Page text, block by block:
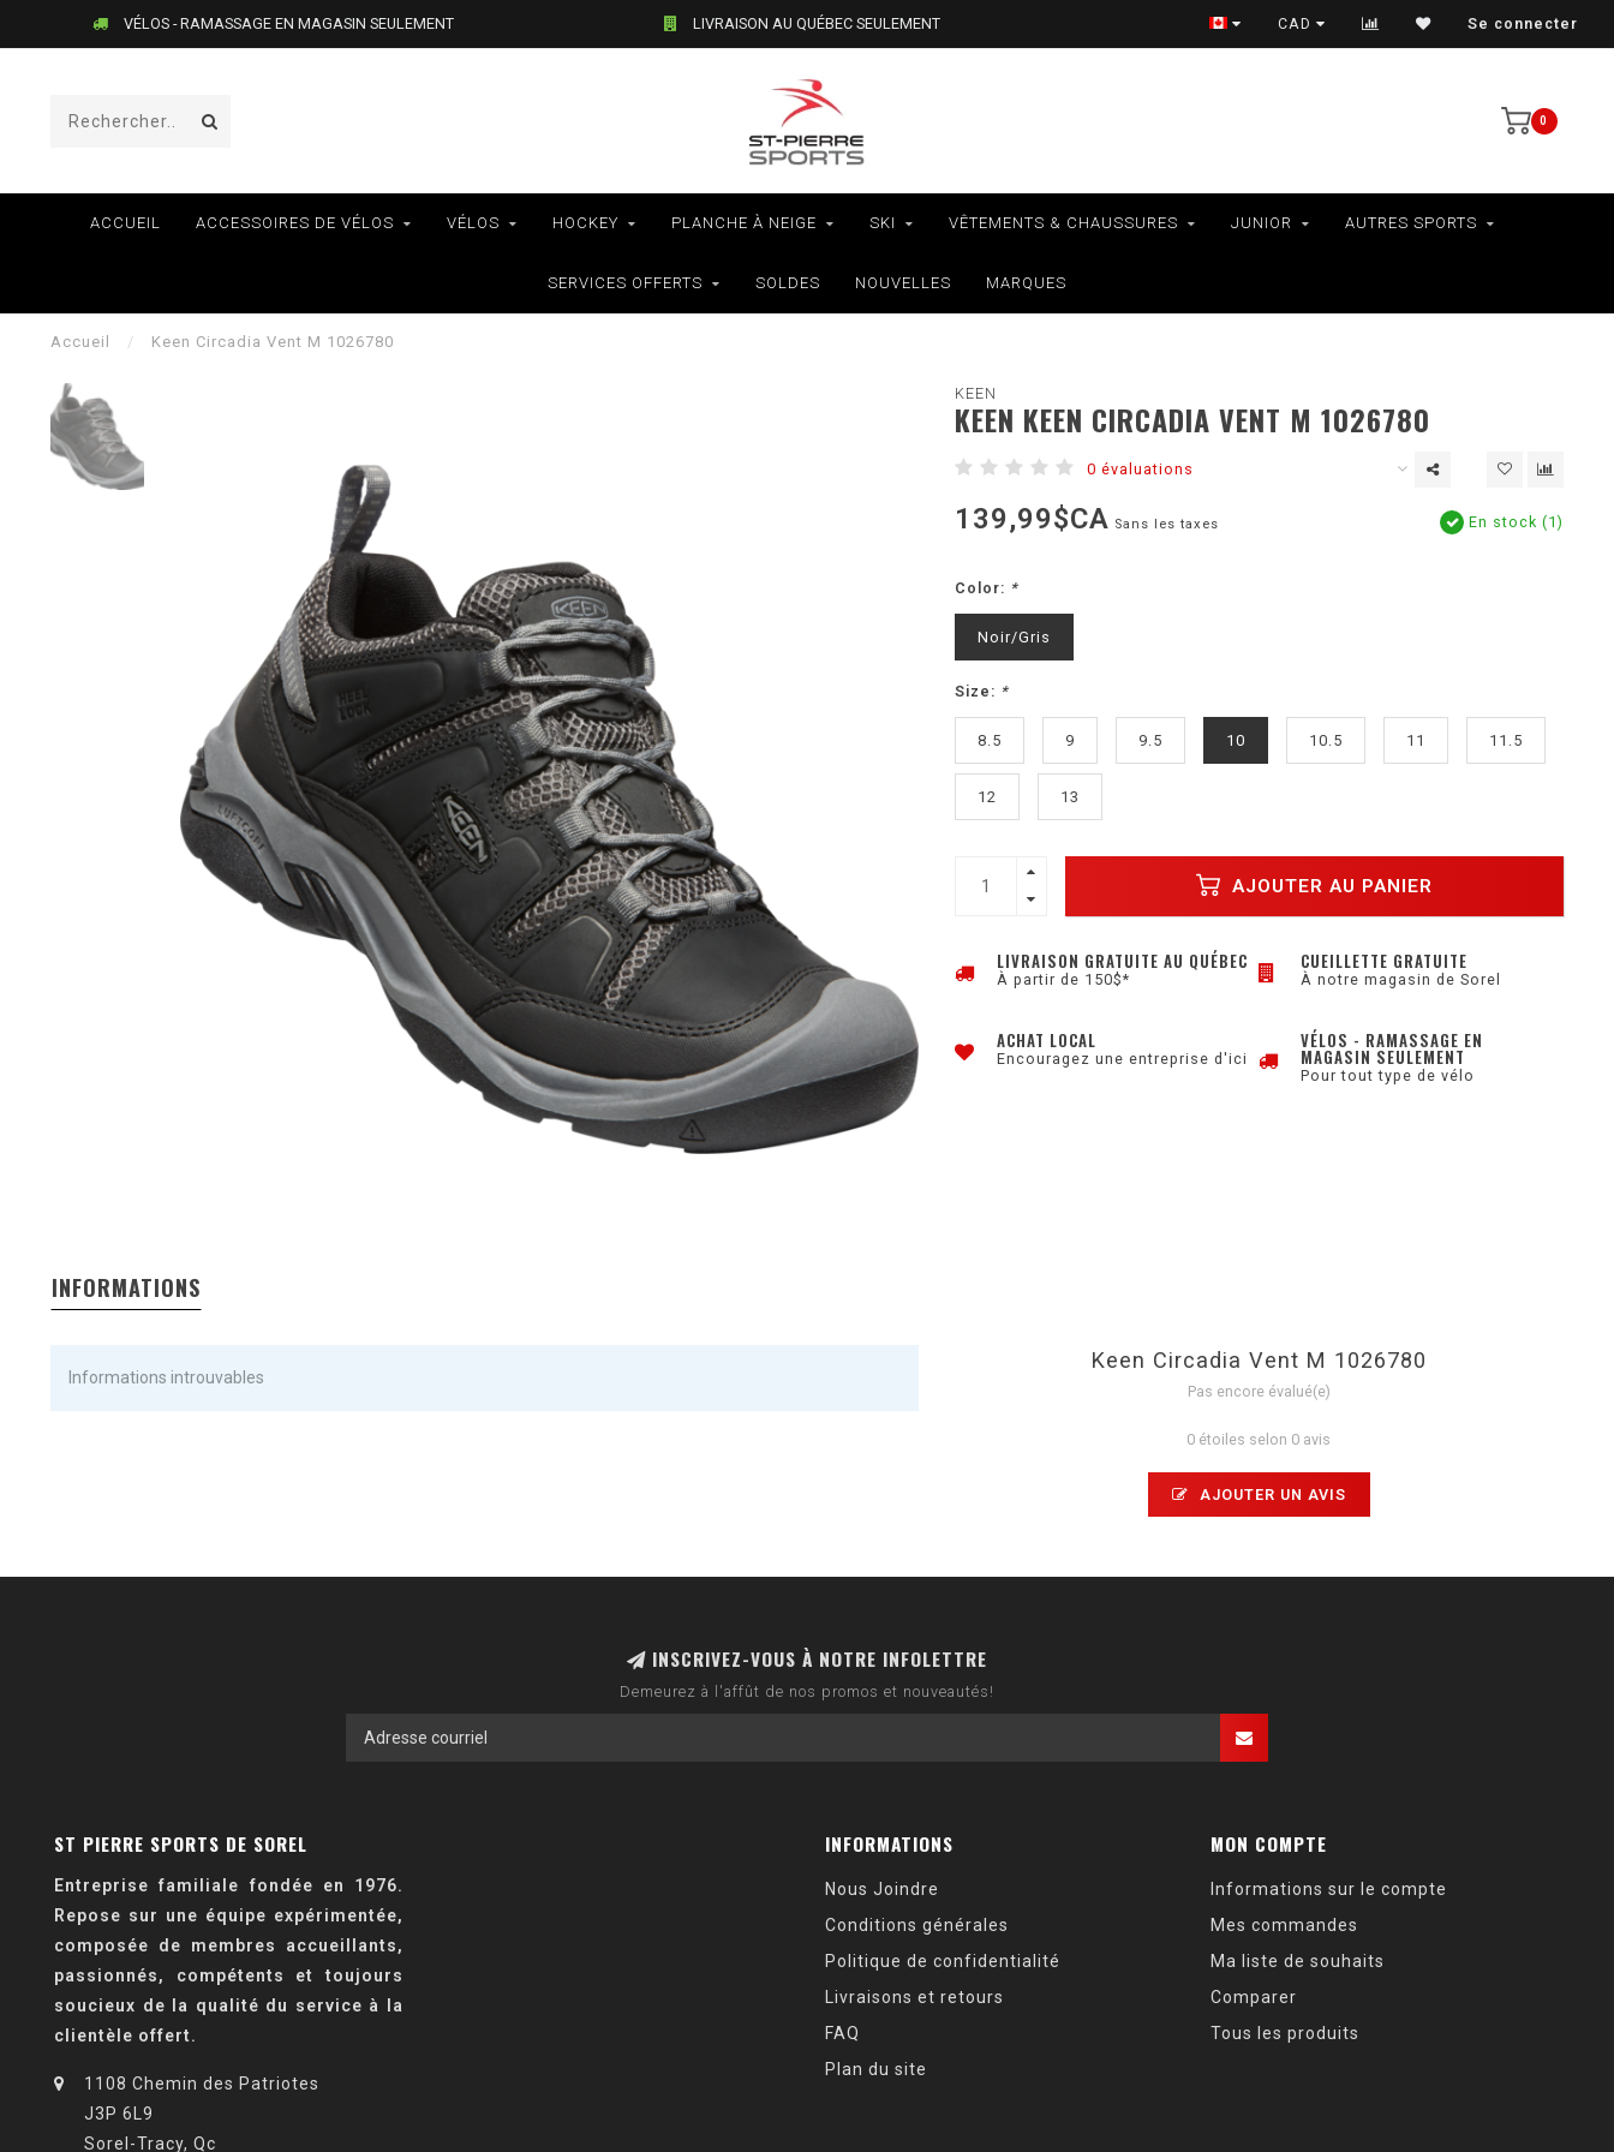
VÉLOS - RAMASSAGE EN MAGASIN SEULEMENT LIVRAISON AU QUÉBEC SEULEMENT VÉLOS - RAMASSAGE EN MAGASIN SEULEMENT
CAD Se connecter
0
ACCUEIL ACCESSOIRES DE VÉLOS VÉLOS HOCKEY PLANCHE À NEIGE SKI VÊTEMENTS & CHAUSSURES JUNIOR AUTRES SPORTS
SERVICES OFFERTS SOLDES NOUVELLES MARQUES
Accueil / Keen Circadia Vent M 1026780
KEEN
KEEN KEEN CIRCADIA VENT M 1026780
0 évaluations
139,99$CA Sans les taxes En stock (1)
Color: *
Noir/Gris
Size: *
8.5 9 9.5 10 10.5 11 11.5
12 13
AJOUTER AU PANIER
LIVRAISON GRATUITE AU QUÉBEC
À partir de 150$*
CUEILLETTE GRATUITE
À notre magasin de Sorel
ACHAT LOCAL
Encouragez une entreprise d'ici
VÉLOS - RAMASSAGE EN
MAGASIN SEULEMENT
Pour tout type de vélo
INFORMATIONS
Informations introuvables
Keen Circadia Vent M 1026780
Pas encore évalué(e)
0 étoiles selon 0 avis
AJOUTER UN AVIS
INSCRIVEZ-VOUS À NOTRE INFOLETTRE
Demeurez à l'affût de nos promos et nouveautés!
ST PIERRE SPORTS DE SOREL
Entreprise familiale fondée en 1976.
Repose sur une équipe expérimentée,
composée de membres accueillants,
passionnés, compétents et toujours
soucieux de la qualité du service à la
clientèle offert.
1108 Chemin des Patriotes
J3P 6L9
Sorel-Tracy, Qc
INFORMATIONS
Nous Joindre
Conditions générales
Politique de confidentialité
Livraisons et retours
FAQ
Plan du site
MON COMPTE
Informations sur le compte
Mes commandes
Ma liste de souhaits
Comparer
Tous les produits